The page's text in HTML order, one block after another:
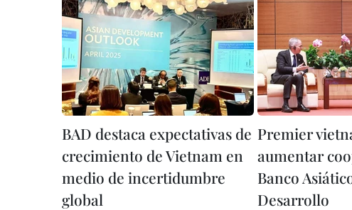
BAD destaca expectativas de
crecimiento de Vietnam en
medio de incertidumbre
global
Premier
aumentar
Banco
Desarrollo